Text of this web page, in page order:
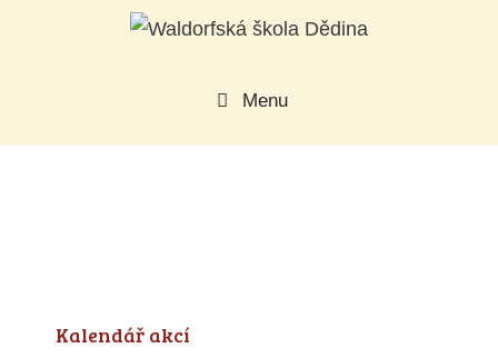
Menu
Kalendář akcí